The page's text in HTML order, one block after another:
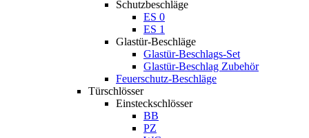
Schutzbeschläge
ES 0
ES 1
Glastür-Beschläge
Glastür-Beschlags-Set
Glastür-Beschlag Zubehör
Feuerschutz-Beschläge
Türschlösser
Einsteckschlösser
BB
PZ